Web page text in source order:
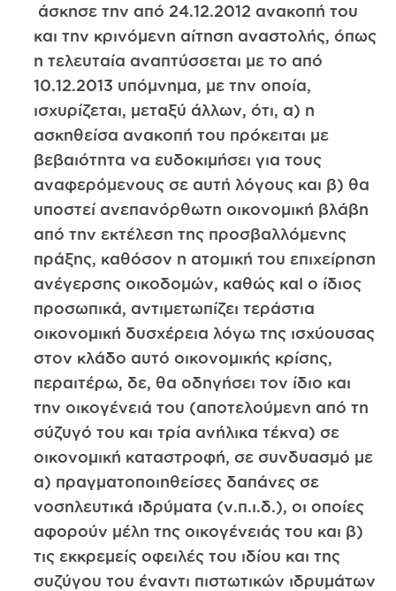
άσκησε την από 24.12.2012 ανακοπή του
και την κρινόμενη αίτηση αναστολής, όπως
η τελευταία αναπτύσσεται με το από
10.12.2013 υπόμνημα, με την οποία,
ισχυρίζεται, μεταξύ άλλων, ότι, α) η
ασκηθείσα ανακοπή του πρόκειται με
βεβαιότητα να ευδοκιμήσει για τους
αναφερόμενους σε αυτή λόγους και β) θα
υποστεί ανεπανόρθωτη οικονομική βλάβη
από την εκτέλεση της προσβαλλόμενης
πράξης, καθόσον η ατομική του επιχείρηση
ανέγερσης οικοδομών, καθώς καl ο ίδιος
προσωπικά, αντιμετωπίζει τεράστια
οικονομική δυσχέρεια λόγω της ισχύουσας
στον κλάδο αυτό οικονομικής κρίσης,
περαιτέρω, δε, θα οδηγήσει τον ίδιο και
την οικογένειά του (αποτελούμενη από τη
σύζυγό του και τρία ανήλικα τέκνα) σε
οικονομική καταστροφή, σε συνδυασμό με
α) πραγματοποιηθείσες δαπάνες σε
νοσηλευτικά ιδρύματα (ν.π.ι.δ.), οι οποίες
αφορούν μέλη της οικογένειάς του και β)
τις εκκρεμείς οφειλές του ιδίου και της
συζύγου του έναντι πιστωτικών ιδρυμάτων